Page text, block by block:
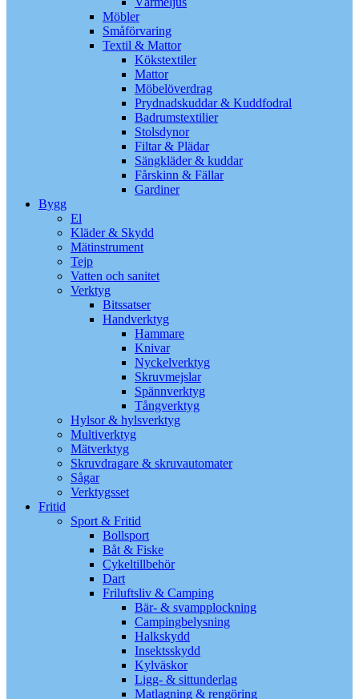
Möbler
Småförvaring
Textil & Mattor
Kökstextiler
Mattor
Möbelöverdrag
Prydnadskuddar & Kuddfodral
Badrumstextilier
Stolsdynor
Filtar & Plädar
Sängkläder & kuddar
Fårskinn & Fällar
Gardiner
Bygg
El
Kläder & Skydd
Mätinstrument
Tejp
Vatten och sanitet
Verktyg
Bitssatser
Handverktyg
Hammare
Knivar
Nyckelverktyg
Skruvmejslar
Spännverktyg
Tångverktyg
Hylsor & hylsverktyg
Multiverktyg
Mätverktyg
Skruvdragare & skruvautomater
Sågar
Verktygsset
Fritid
Sport & Fritid
Bollsport
Båt & Fiske
Cykeltillbehör
Dart
Friluftsliv & Camping
Bär- & svampplockning
Campingbelysning
Halkskydd
Insektsskydd
Kylväskor
Ligg- & sittunderlag
Matlagning & rengöring